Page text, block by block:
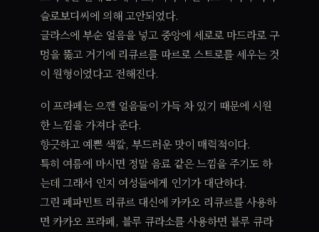
슬로보디씨에 의해 고안되었다.
글라스에 부순 얼음을 넣고 중앙에 세로로 마드라로 구
멍을 뚫고 거기에 리큐르를 따르로 스트로를 세우는 것
이 원형이었다고 전해진다.
이 프라페는 으깬 얼음들이 가득 차 있기 때문에 시원
한 느낌을 가져다 준다.
향긋하고 예쁜 색깔, 부드러운 맛이 매력적이다.
특히 여름에 마시면 정말 음료 같은 느낌을 주기도 하
는데 그래서 인지 여성들에게 인기가 대단하다.
그린 페파민트 리큐르 대신에 카카오 리큐르를 사용하
면 카카오 프라페, 블루 큐라소를 사용하면 블루 큐라